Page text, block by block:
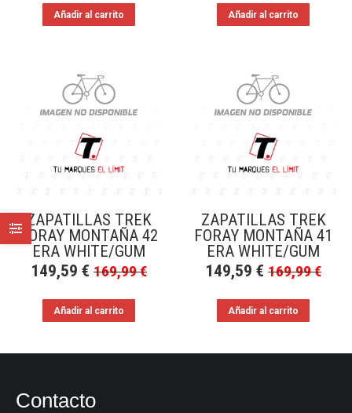
Añadir al carrito Añadir al carrito
ZAPATILLAS TREK
FORAY MONTAÑA 42
ERA WHITE/GUM
149,59 € 169,99€
Añadir al carrito
ZAPATILLAS TREK
FORAY MONTAÑA 41
ERA WHITE/GUM
149,59 € 169,99€
Añadir al carrito
Contacto